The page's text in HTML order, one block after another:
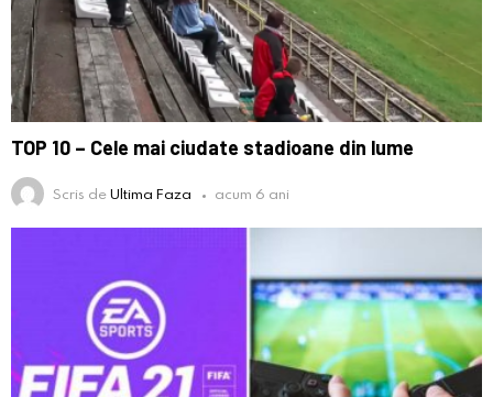
TOP 10 – Cele mai ciudate stadioane din lume
Scris deUltima Faza acum 6 ani